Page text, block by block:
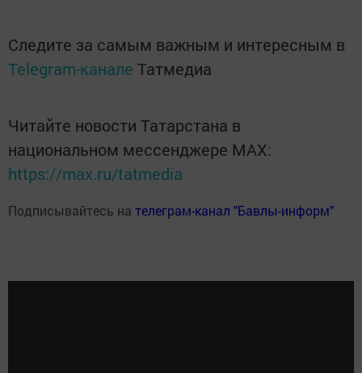
Следите за самым важным и интересным в
Telegram-канале Татмедиа
Читайте новости Татарстана в
национальном мессенджере MАХ:
https://max.ru/tatmedia
Подписывайтесь на телеграм-канал "Бавлы-информ"